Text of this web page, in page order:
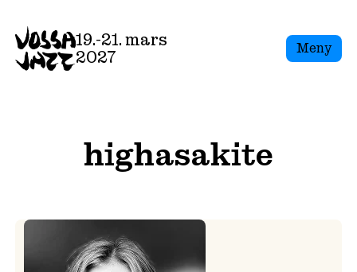
to
content
19.-21. mars
2027
Meny
highasakite